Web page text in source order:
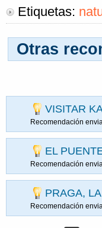
Etiquetas:
Otras
VISITAR
Recomendación
EL
Recomendación
PRAGA,
Recomendación